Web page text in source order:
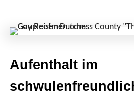
Aufenthalt im